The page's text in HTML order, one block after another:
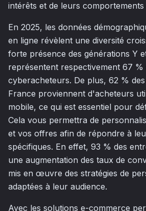
intérêts et de leurs comportements
En 2025, les données
en ligne révèlent une diversité
forte présence des générations Y
représentent respectivement 67 %
cyberacheteurs. De plus, 62 %
France proviennent d'acheteurs
mobile, ce qui est essentiel pour
Cela vous permettra de
et vos offres afin de répondre à
spécifiques. En effet, 93 % des
une augmentation des taux de
mis en œuvre des stratégies de
adaptées à leur audience.
Avec les solutions e-commerce